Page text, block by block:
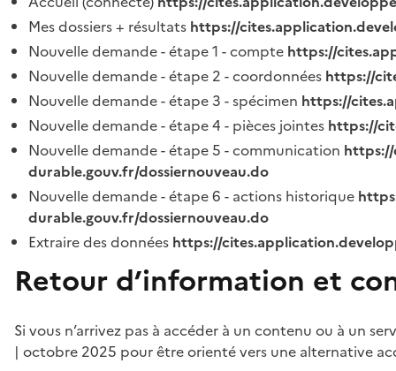
Mes dossiers + résultats https://
Nouvelle demande - étape 1 - compte https://
Nouvelle demande - étape 2 - coordonnées https://
Nouvelle demande - étape 3 - spécimen https://
Nouvelle demande - étape 4 - pièces jointes https://
Nouvelle demande - étape 5 - communication
durable.gouv.fr/dossiernouveau.do
Nouvelle demande - étape 6 - actions historique
durable.gouv.fr/dossiernouveau.do
Extraire des données https://
Retour d’information et
Si vous n’arrivez pas à accéder à un contenu ou à un
| octobre 2025 pour être orienté vers une alternative